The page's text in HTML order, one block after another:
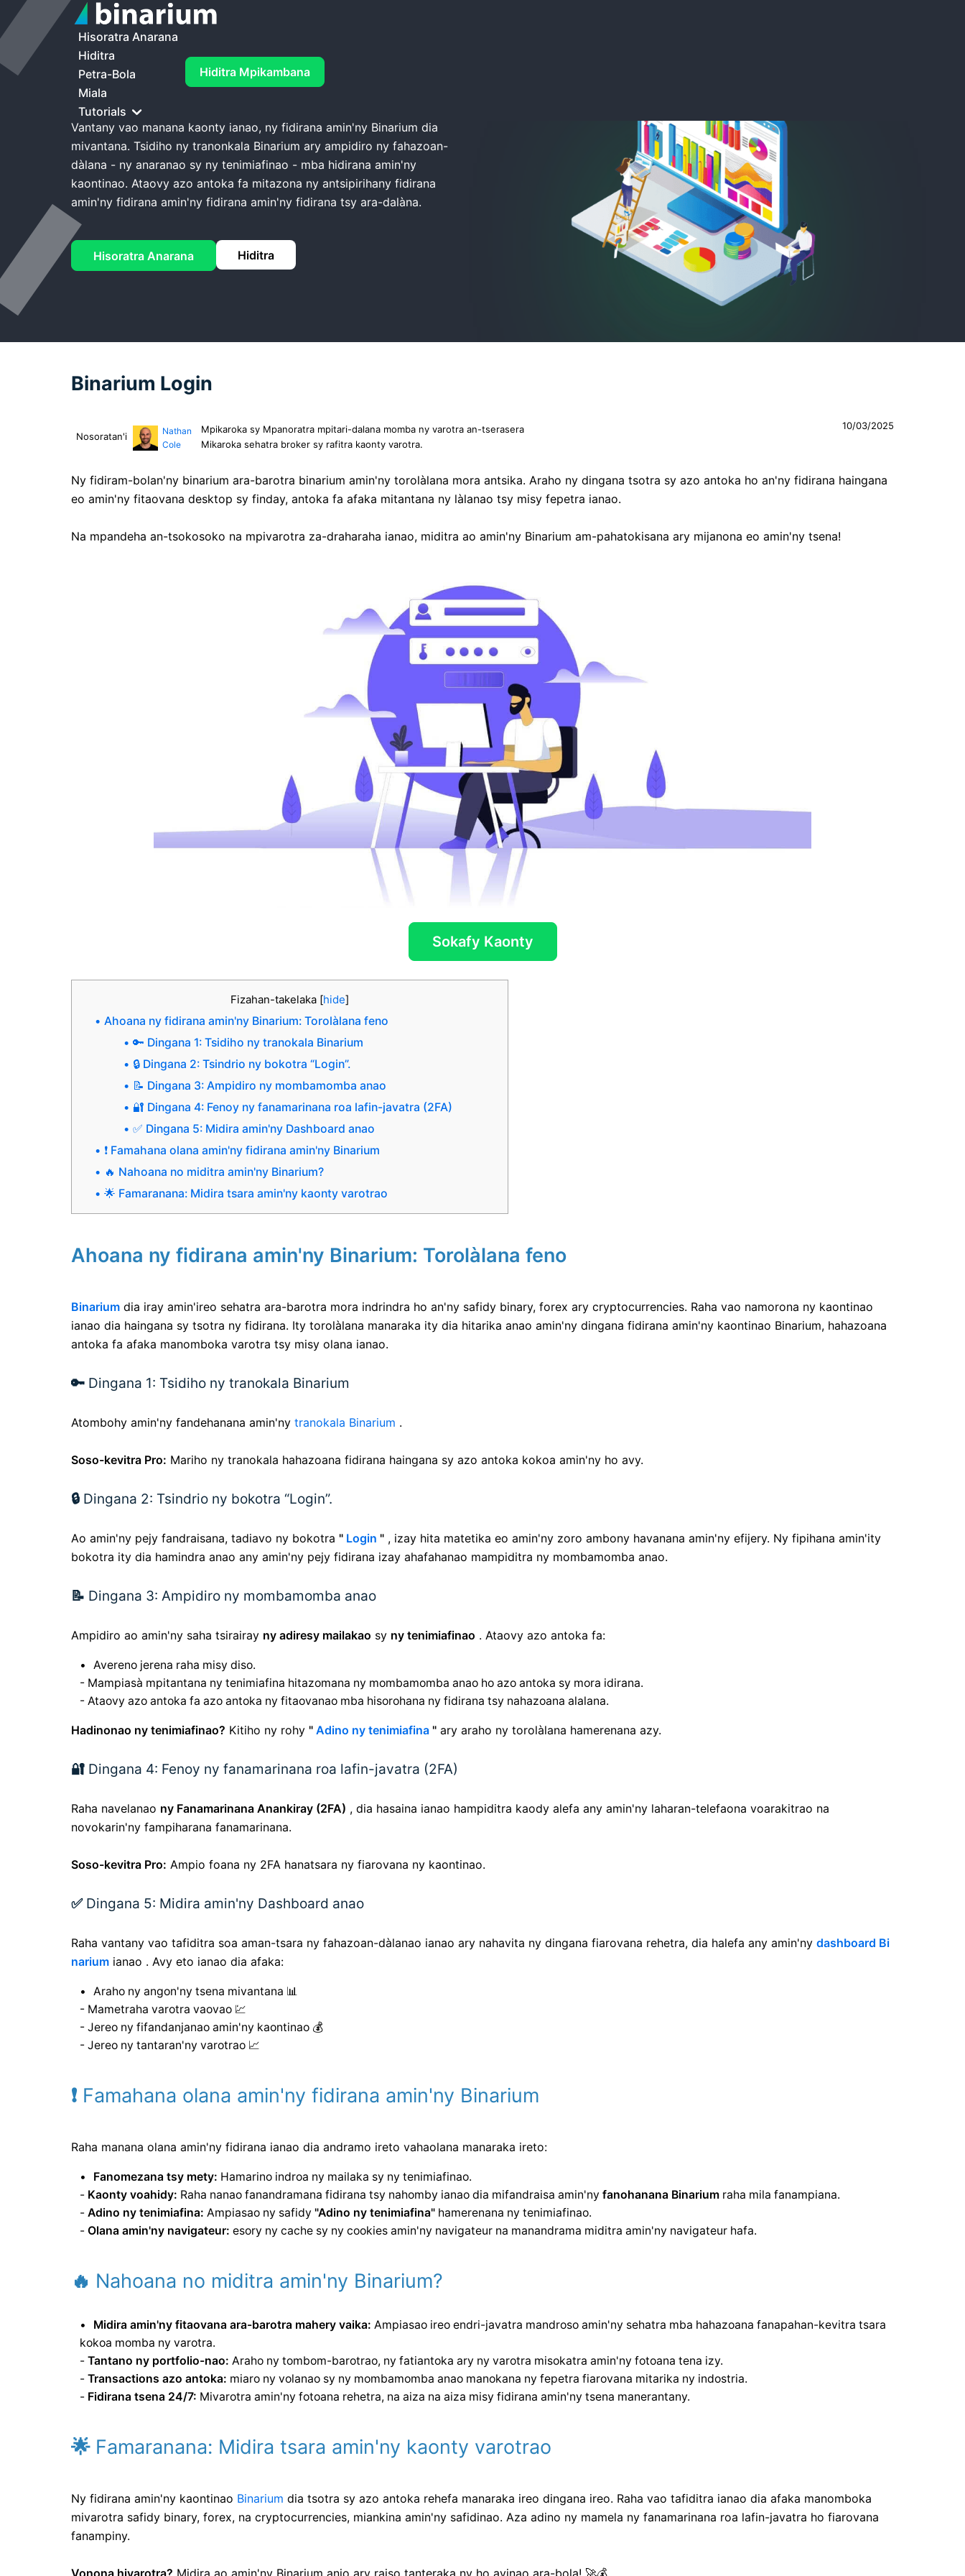
Hisoratra Anarana
Hiditra
Petra-Bola
Miala
Tutorials
Hiditra Mpikambana
Trano Binarium Login
Binarium Login
Vantany vao manana kaonty ianao, ny fidirana amin'ny Binarium dia
mivantana. Tsidiho ny tranonkala Binarium ary ampidiro ny fahazoan-
dàlana - ny anaranao sy ny tenimiafinao - mba hidirana amin'ny
kaontinao. Ataovy azo antoka fa mitazona ny antsipirihany fidirana
amin'ny fidirana amin'ny fidirana amin'ny fidirana tsy ara-dalàna.
Hisoratra Anarana Hiditra
Binarium Login
Nosoratan'i
Nathan
Cole
Mpikaroka sy Mpanoratra mpitari-dalana momba ny varotra an-tserasera
Mikaroka sehatra broker sy rafitra kaonty varotra.
10/03/2025
Ny fidiram-bolan'ny binarium ara-barotra binarium amin'ny torolàlana mora antsika. Araho ny dingana tsotra sy azo antoka ho an'ny fidirana haingana
eo amin'ny fitaovana desktop sy finday, antoka fa afaka mitantana ny làlanao tsy misy fepetra ianao.
Na mpandeha an-tsokosoko na mpivarotra za-draharaha ianao, miditra ao amin'ny Binarium am-pahatokisana ary mijanona eo amin'ny tsena!
Sokafy Kaonty
Fizahan-takelaka [hide]
Ahoana ny fidirana amin'ny Binarium: Torolàlana feno
🔑 Dingana 1: Tsidiho ny tranokala Binarium
🔒 Dingana 2: Tsindrio ny bokotra “Login”.
📝 Dingana 3: Ampidiro ny mombamomba anao
🔐 Dingana 4: Fenoy ny fanamarinana roa lafin-javatra (2FA)
✅ Dingana 5: Midira amin'ny Dashboard anao
❗ Famahana olana amin'ny fidirana amin'ny Binarium
🔥 Nahoana no miditra amin'ny Binarium?
🌟 Famaranana: Midira tsara amin'ny kaonty varotrao
Ahoana ny fidirana amin'ny Binarium: Torolàlana feno
Binarium dia iray amin'ireo sehatra ara-barotra mora indrindra ho an'ny safidy binary, forex ary cryptocurrencies. Raha vao namorona ny kaontinao
ianao dia haingana sy tsotra ny fidirana. Ity torolàlana manaraka ity dia hitarika anao amin'ny dingana fidirana amin'ny kaontinao Binarium, hahazoana
antoka fa afaka manomboka varotra tsy misy olana ianao.
🔑 Dingana 1: Tsidiho ny tranokala Binarium
Atombohy amin'ny fandehanana amin'ny tranokala Binarium .
Soso-kevitra Pro: Mariho ny tranokala hahazoana fidirana haingana sy azo antoka kokoa amin'ny ho avy.
🔒 Dingana 2: Tsindrio ny bokotra “Login”.
Ao amin'ny pejy fandraisana, tadiavo ny bokotra " Login " , izay hita matetika eo amin'ny zoro ambony havanana amin'ny efijery. Ny fipihana amin'ity
bokotra ity dia hamindra anao any amin'ny pejy fidirana izay ahafahanao mampiditra ny mombamomba anao.
📝 Dingana 3: Ampidiro ny mombamomba anao
Ampidiro ao amin'ny saha tsirairay ny adiresy mailakao sy ny tenimiafinao . Ataovy azo antoka fa:
Avereno jerena raha misy diso.
- Mampiasà mpitantana ny tenimiafina hitazomana ny mombamomba anao ho azo antoka sy mora idirana.
- Ataovy azo antoka fa azo antoka ny fitaovanao mba hisorohana ny fidirana tsy nahazoana alalana.
Hadinonao ny tenimiafinao? Kitiho ny rohy " Adino ny tenimiafina " ary araho ny torolàlana hamerenana azy.
🔐 Dingana 4: Fenoy ny fanamarinana roa lafin-javatra (2FA)
Raha navelanao ny Fanamarinana Anankiray (2FA) , dia hasaina ianao hampiditra kaody alefa any amin'ny laharan-telefaona voarakitrao na
novokarin'ny fampiharana fanamarinana.
Soso-kevitra Pro: Ampio foana ny 2FA hanatsara ny fiarovana ny kaontinao.
✅ Dingana 5: Midira amin'ny Dashboard anao
Raha vantany vao tafiditra soa aman-tsara ny fahazoan-dàlanao ianao ary nahavita ny dingana fiarovana rehetra, dia halefa any amin'ny dashboard Bi
narium ianao . Avy eto ianao dia afaka:
Araho ny angon'ny tsena mivantana 📊
- Mametraha varotra vaovao 💹
- Jereo ny fifandanjanao amin'ny kaontinao 💰
- Jereo ny tantaran'ny varotrao 📈
❗ Famahana olana amin'ny fidirana amin'ny Binarium
Raha manana olana amin'ny fidirana ianao dia andramo ireto vahaolana manaraka ireto:
Fanomezana tsy mety: Hamarino indroa ny mailaka sy ny tenimiafinao.
- Kaonty voahidy: Raha nanao fanandramana fidirana tsy nahomby ianao dia mifandraisa amin'ny fanohanana Binarium raha mila fanampiana.
- Adino ny tenimiafina: Ampiasao ny safidy "Adino ny tenimiafina" hamerenana ny tenimiafinao.
- Olana amin'ny navigateur: esory ny cache sy ny cookies amin'ny navigateur na manandrama miditra amin'ny navigateur hafa.
🔥 Nahoana no miditra amin'ny Binarium?
Midira amin'ny fitaovana ara-barotra mahery vaika: Ampiasao ireo endri-javatra mandroso amin'ny sehatra mba hahazoana fanapahan-kevitra tsara
kokoa momba ny varotra.
- Tantano ny portfolio-nao: Araho ny tombom-barotrao, ny fatiantoka ary ny varotra misokatra amin'ny fotoana tena izy.
- Transactions azo antoka: miaro ny volanao sy ny mombamomba anao manokana ny fepetra fiarovana mitarika ny indostria.
- Fidirana tsena 24/7: Mivarotra amin'ny fotoana rehetra, na aiza na aiza misy fidirana amin'ny tsena manerantany.
🌟 Famaranana: Midira tsara amin'ny kaonty varotrao
Ny fidirana amin'ny kaontinao Binarium dia tsotra sy azo antoka rehefa manaraka ireo dingana ireo. Raha vao tafiditra ianao dia afaka manomboka
mivarotra safidy binary, forex, na cryptocurrencies, miankina amin'ny safidinao. Aza adino ny mamela ny fanamarinana roa lafin-javatra ho fiarovana
fanampiny.
Vonona hivarotra? Midira ao amin'ny Binarium anio ary raiso tanteraka ny ho avinao ara-bola! 🚀💰